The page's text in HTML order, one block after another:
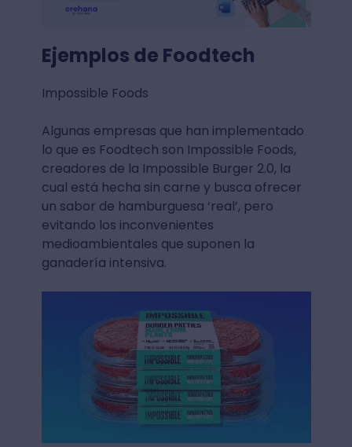
Ejemplos de Foodtech
Impossible Foods
Algunas empresas que han implementado
lo que es Foodtech son Impossible Foods,
creadores de la Impossible Burger 2.0, la
cual está hecha sin carne y busca ofrecer
un sabor de hamburguesa ‘real’, pero
evitando los inconvenientes
medioambientales que suponen la
ganadería intensiva.